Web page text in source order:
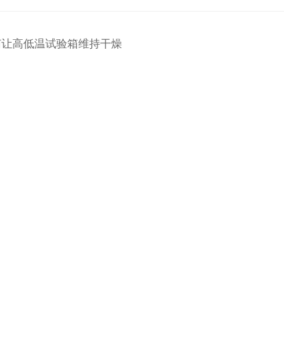
高低温试验箱​维持干燥